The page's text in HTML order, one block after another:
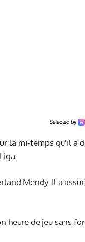
la mi-temps qu'il a
Mendy. Il a
heure de jeu sans